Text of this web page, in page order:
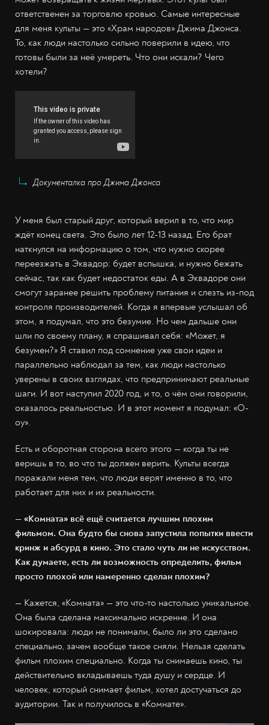
ответственен за торговлю кровью. Самые интересные
для меня культы — это «Храм народов» Джима Джонса.
То, как люди настолько сильно поверили в идею, что
готовы были за неё умереть. Что они искали? Чего
хотели?
Документалка про Джима Джонса
У меня был старый друг, который верил в то, что мир
ждёт конец света. Это было лет 12-13 назад. Его брат
наткнулся на информацию о том, что нужно скорее
переезжать в Эквадор: будет вспышка, и нужно бежать
сейчас, так как будет недостаток еды. А в Эквадоре они
смогут заранее решить проблему питания и слезть из-под
контроля производителей. Когда я впервые услышал об
этом, я подумал, что это безумие. Но чем дальше они
шли по своему плану, я спрашивал себя: «Может, я
безумен?» Я ставил под сомнение уже свои идеи и
параллельно наблюдал за тем, как люди настолько
уверены в своих взглядах, что предпринимают реальные
шаги. И вот наступил 2020 год, и то, о чём они говорили,
оказалось реальностью. И в этот момент я подумал: «О-
оу».
Есть и оборотная сторона всего этого — когда ты не
веришь в то, во что ты должен верить. Культы всегда
поражали меня тем, что люди верят именно в то, что
работает для них и их реальности.
— «Комната» всё ещё считается лучшим плохим
фильмом. Она будто бы снова запустила попытки ввести
кринж и абсурд в кино. Это стало чуть ли не искусством.
Как думаете, есть ли возможность определить, фильм
просто плохой или намеренно сделан плохим?
— Кажется, «Комната» — это что-то настолько уникальное.
Она была сделана максимально искренне. И она
шокировала: люди не понимали, было ли это сделано
специально, зачем вообще такое сняли. Нельзя сделать
фильм плохим специально. Когда ты снимаешь кино, ты
действительно вкладываешь туда душу и сердце. И
человек, который снимает фильм, хотел достучаться до
аудитории. Так и получилось в «Комнате».